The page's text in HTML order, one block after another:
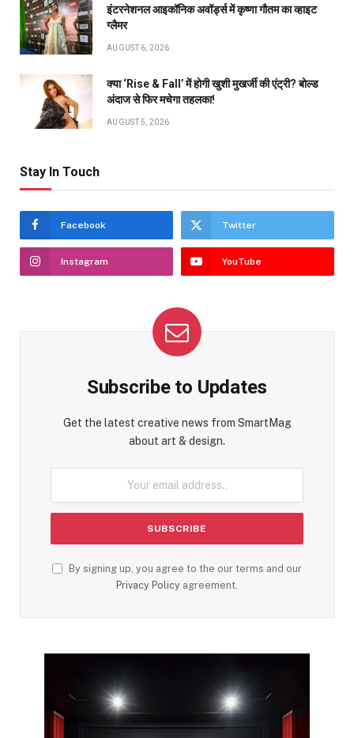
इंटरनेशनल आइकॉनिक अवॉर्ड्स में कृष्णा गौतम का व्हाइट
ग्लैमर
AUGUST 6, 2026
क्या ‘Rise & Fall’ में होगी खुशी मुखर्जी की एंट्री? बोल्ड
अंदाज से फिर मचेगा तहलका!
AUGUST 5, 2026
Stay In Touch
Facebook Twitter
Instagram YouTube
Subscribe to Updates
Get the latest creative news from SmartMag
about art & design.
By signing up, you agree to the our terms and our
Privacy Policy agreement.